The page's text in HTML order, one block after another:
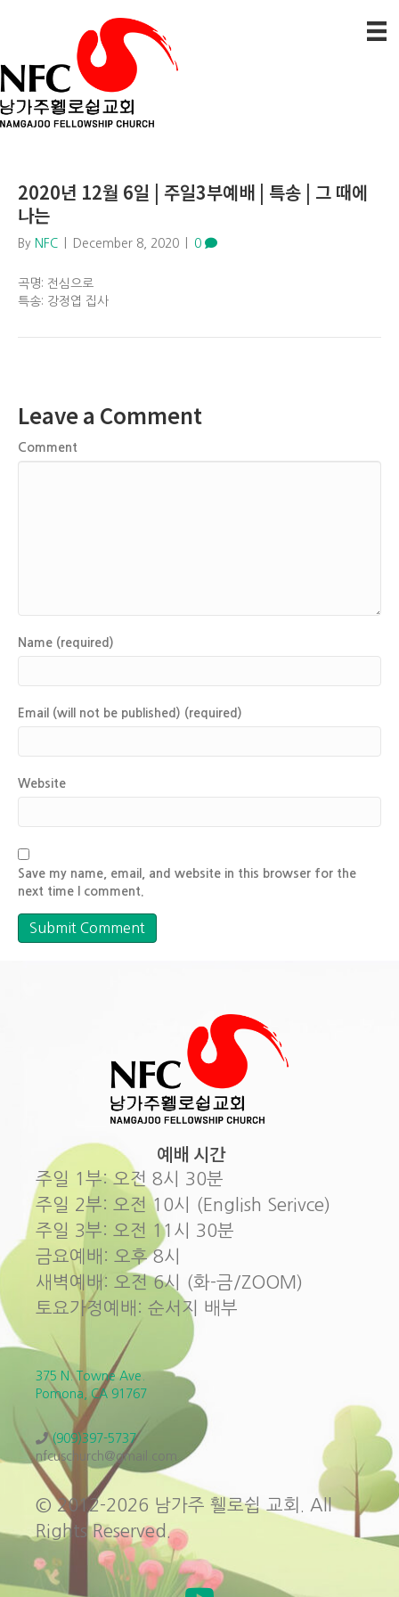
2020년 12월 6일 | 주일3부예배 | 특송 | 그 때에
나는
By NFC December 8, 2020 0
곡명: 전심으로
특송: 강정엽 집사
Leave a Comment
Comment
Name (required)
Email (will not be published) (required)
Website
Save my name, email, and website in this browser for the
next time I comment.
예배 시간
주일 1부: 오전 8시 30분
주일 2부: 오전 10시 (English Serivce)
주일 3부: 오전 11시 30분
금요예배: 오후 8시
새벽예배: 오전 6시 (화-금/ZOOM)
토요가정예배: 순서지 배부
375 N. Towne Ave.
Pomona, CA 91767
(909)397-5737
nfcuschurch@gmail.com
© 2012-2026 남가주 휄로쉽 교회. All
Rights Reserved.